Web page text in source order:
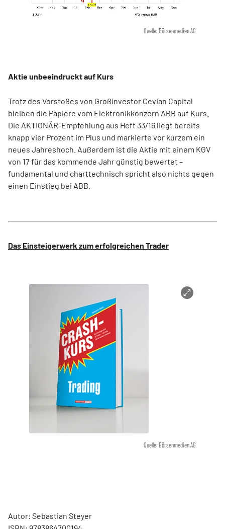
Quelle: Börsenmedien AG
Aktie unbeeindruckt auf Kurs
Trotz des Vorstoßes von Großinvestor Cevian Capital
bleiben die Papiere vom Elektronikkonzern ABB auf Kurs.
Die AKTIONÄR-Empfehlung aus Heft 33/16 liegt bereits
knapp vier Prozent im Plus und markierte vor kurzem ein
neues Jahreshoch. Außerdem ist die Aktie mit einem KGV
von 17 für das kommende Jahr günstig bewertet –
fundamental und charttechnisch spricht also nichts gegen
einen Einstieg bei ABB.
Das Einsteigerwerk zum erfolgreichen Trader
Quelle: Börsenmedien AG
Autor: Sebastian Steyer